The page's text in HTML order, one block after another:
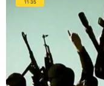
11:35